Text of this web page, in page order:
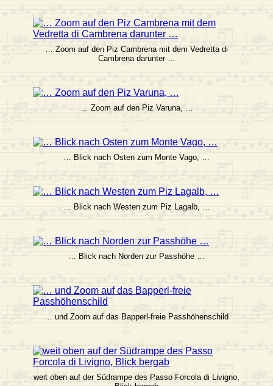
… Zoom auf den Piz Cambrena mit dem Vedretta di
Cambrena darunter …
… Zoom auf den Piz Varuna, …
… Blick nach Osten zum Monte Vago, …
… Blick nach Westen zum Piz Lagalb, …
… Blick nach Norden zur Passhöhe …
… und Zoom auf das Bapperl-freie Passhöhenschild
weit oben auf der Südrampe des Passo Forcola di Livigno,